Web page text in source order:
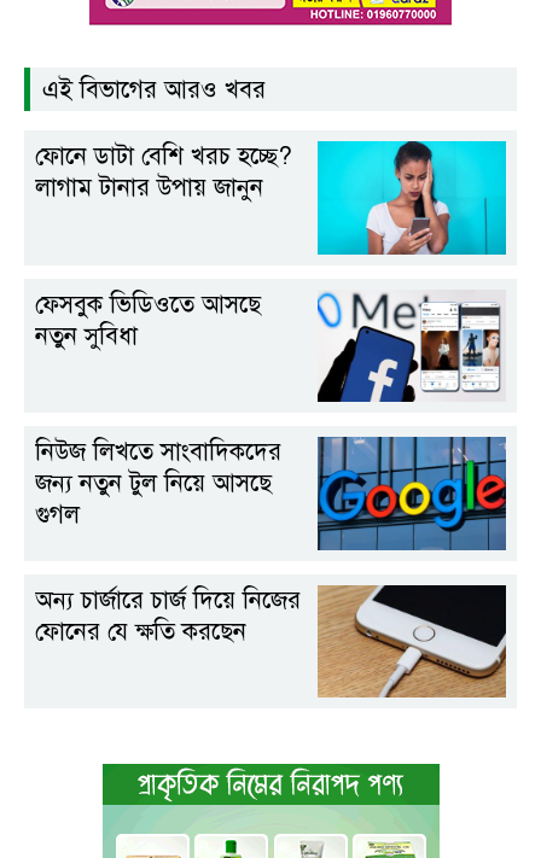
এই বিভাগের আরও খবর
ফোনে ডাটা বেশি খরচ হচ্ছে?
লাগাম টানার উপায় জানুন
ফেসবুক ভিডিওতে আসছে
নতুন সুবিধা
নিউজ লিখতে সাংবাদিকদের
জন্য নতুন টুল নিয়ে আসছে
গুগল
অন্য চার্জারে চার্জ দিয়ে নিজের
ফোনের যে ক্ষতি করছেন